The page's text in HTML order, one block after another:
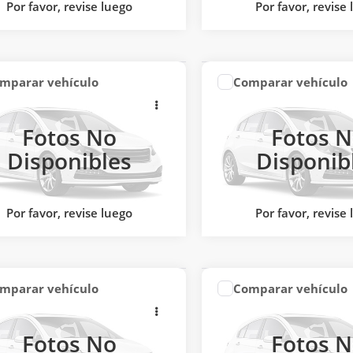
Por favor, revise luego Por favor, revise
Fotos No
Disponibles
Por favor, revise luego
Valores:2025
25
COMENTARIOS
Llámanos Para Obtener el Precio
COTIZACIÓN RÁPIDA
COTIZA POR WHATSAPP
vehículo
Fotos
Por favor, revise
LIMITED
Jac Mérida
VIN:LJ1EEKSP6S7402091
Modelo:25
Precio:Llámanos Para
COTIZACIÓN
COTIZA POR
Comparar vehículo
Fotos No
COMENTARIOS
Llámanos Para Obtener el Precio
COTIZACIÓN RÁPIDA
vehículo
Fotos
LIMITED
Precio:Llámanos Para
COTIZACIÓN
Comparar vehículo